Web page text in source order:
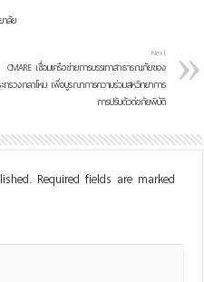
ลัย
Next
CMARE เชื่อมเครือข่ายการบรรเทาสาธารณภัยของ
ทรวงกลาโหม เพื่อบูรณาการความร่วมสหวิทยาการ
การปรับตัวต่อภัยพิบัติ
Required fields are marked